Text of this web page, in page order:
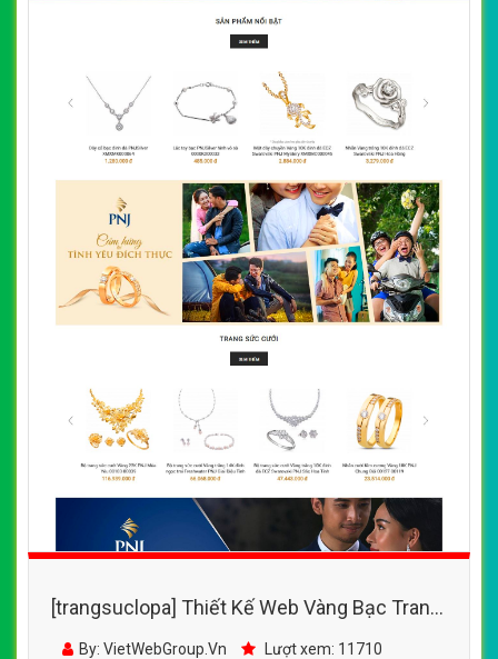
[trangsuclopa] Thiết Kế Web Vàng Bạc Trang
Sức Phú Nhuận đẹp SEO nhanh hiệu quả
By: VietWebGroup.Vn Lượt xem: 11710